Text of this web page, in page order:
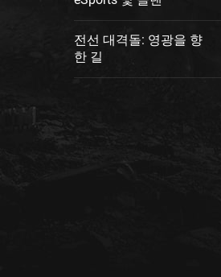
전선 대격돌: 영광을 향
한 길